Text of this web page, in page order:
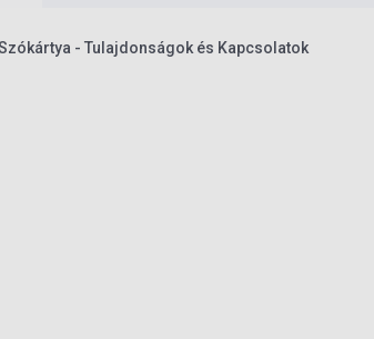
- Tulajdonságok és Kapcsolatok